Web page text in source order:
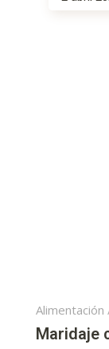
Alimentación
Maridaje